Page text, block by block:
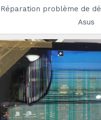
Réparation problème de
Asus